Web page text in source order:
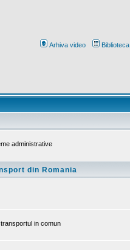
Arhiva video Biblioteca
administrative
din Romania
in comun